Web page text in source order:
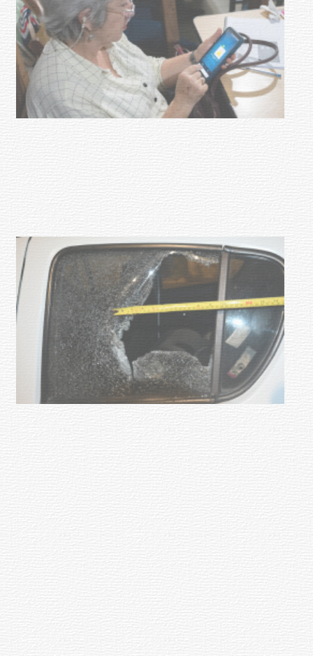
UTE hizo llamado laboral para
personas en situación de